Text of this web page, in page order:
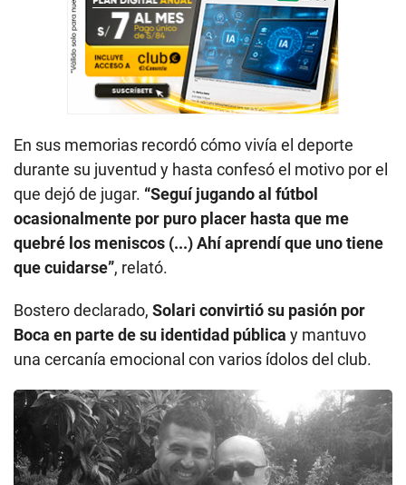
En sus memorias recordó cómo vivía el deporte
durante su juventud y hasta confesó el motivo por el
que dejó de jugar. “Seguí jugando al fútbol
ocasionalmente por puro placer hasta que me
quebré los meniscos (...) Ahí aprendí que uno tiene
que cuidarse”, relató.
Bostero declarado, Solari convirtió su pasión por
Boca en parte de su identidad pública y mantuvo
una cercanía emocional con varios ídolos del club.